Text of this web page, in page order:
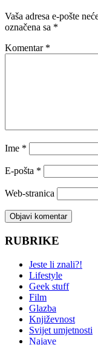
Vaša adresa e-pošte
označena sa *
Komentar *
Ime *
E-pošta *
Web-stranica
RUBRIKE
Jeste li znali?!
Lifestyle
Geek stuff
Film
Glazba
Književnost
Svijet umjetnosti
Najave